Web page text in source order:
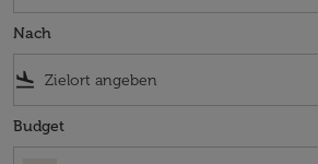
Nach
flight_land
Budget